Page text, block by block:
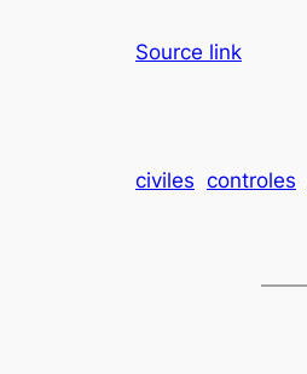
Source link
civiles controles